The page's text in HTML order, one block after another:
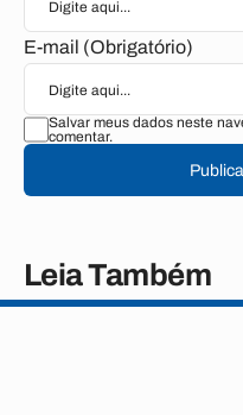
E-mail (Obrigatório)
Salvar meus dados neste
comentar.
Leia Também